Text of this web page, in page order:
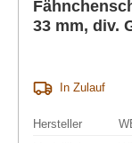
33 mm, div.
In Zulauf
Hersteller